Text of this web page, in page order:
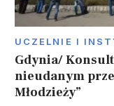
UCZELNIE I
Gdynia/
nieudanym
Młodzieży”